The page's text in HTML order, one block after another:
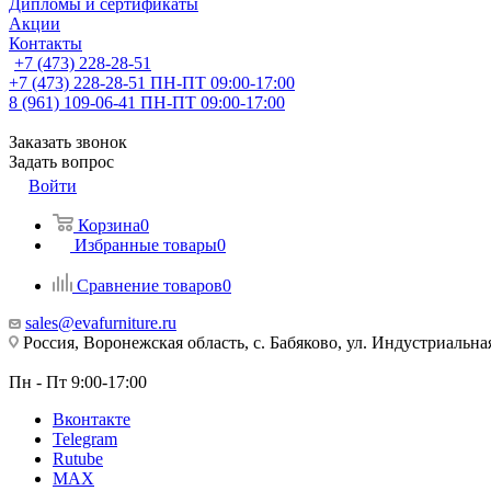
Дипломы и сертификаты
Акции
Контакты
+7 (473) 228-28-51
+7 (473) 228-28-51 ПН-ПТ 09:00-17:00
8 (961) 109-06-41 ПН-ПТ 09:00-17:00
Заказать звонок
Задать вопрос
Войти
Корзина0
Избранные товары0
Сравнение товаров0
sales@evafurniture.ru
Россия, Воронежская область, с. Бабяково, ул.
Пн - Пт 9:00-17:00
Вконтакте
Telegram
Rutube
MAX